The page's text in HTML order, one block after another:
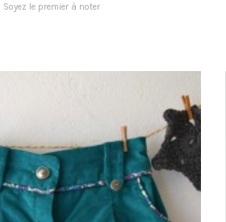
Soyez le premier à noter